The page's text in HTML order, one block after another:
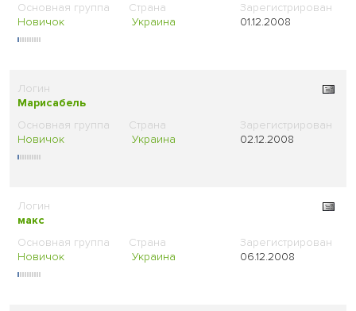
Новичок Украина 01.12.2008
Марисабель
Новичок Украина 02.12.2008
макс
Новичок Украина 06.12.2008